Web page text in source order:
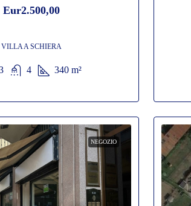
Eur2.500,00
VILLA A SCHIERA
4 340 m²
NEGOZIO